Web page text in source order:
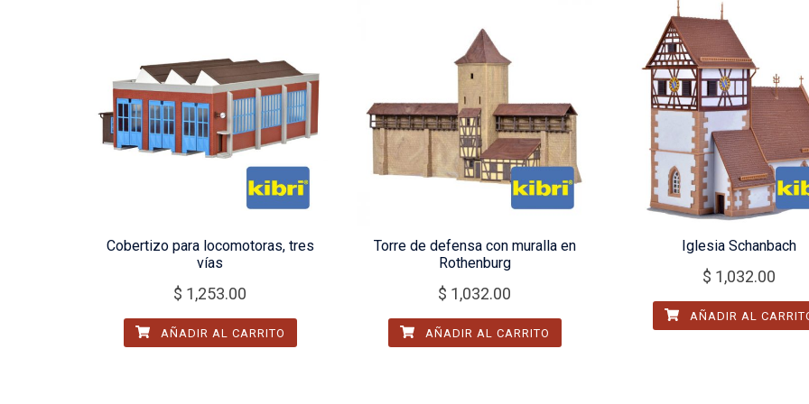
Cobertizo para locomotoras, tres
vías
$ 1,253.00
AÑADIR AL CARRITO
Torre de defensa con muralla en
Rothenburg
$ 1,032.00
AÑADIR AL CARRITO
Iglesia Schanbach
$ 1,032.00
AÑADIR AL